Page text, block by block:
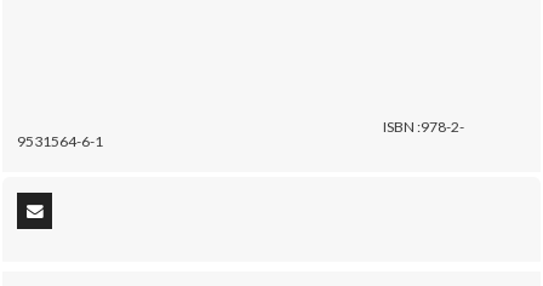
ISBN :978-2-
9531564-6-1